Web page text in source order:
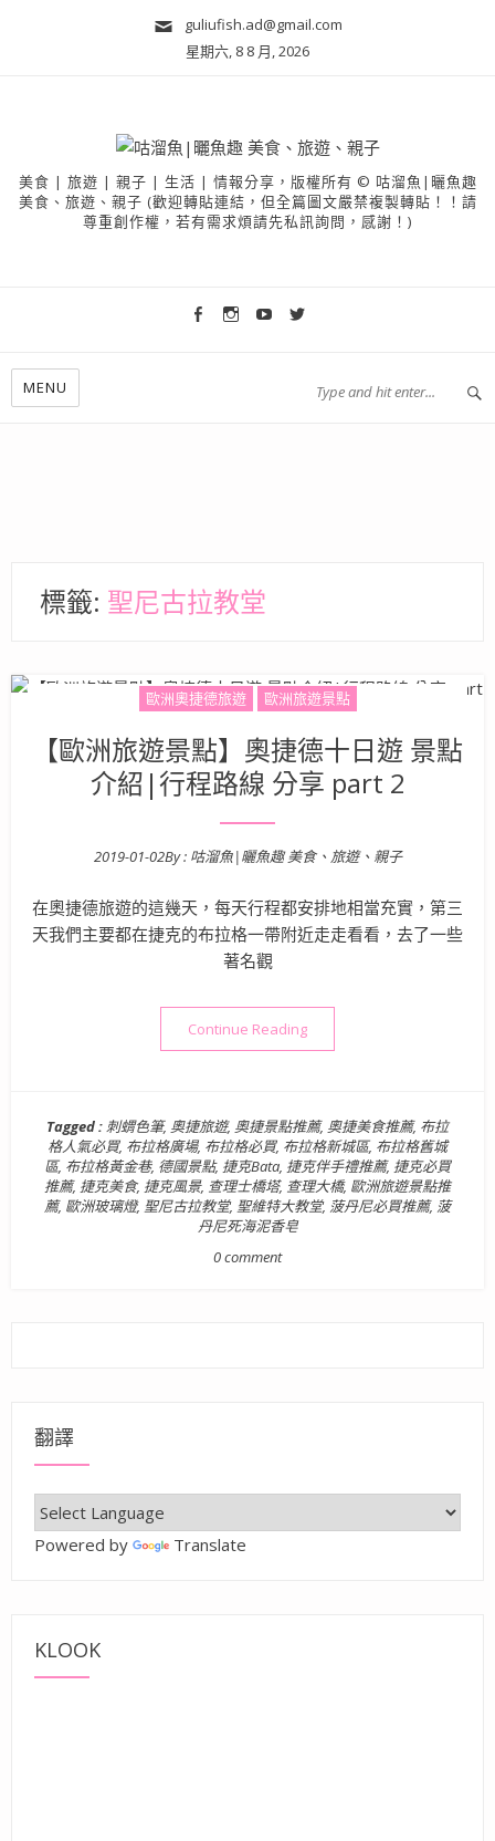
guliufish.ad@gmail.com
星期六, 8 8 月, 2026
美食 | 旅遊 | 親子 | 生活 | 情報分享，版權所有 © 咕溜魚|曬魚趣
美食、旅遊、親子 (歡迎轉貼連結，但全篇圖文嚴禁複製轉貼！！請
尊重創作權，若有需求煩請先私訊詢問，感謝！)
MENU
標籤: 聖尼古拉教堂
歐洲奧捷德旅遊 歐洲旅遊景點
【歐洲旅遊景點】奧捷德十日遊 景點
介紹|行程路線 分享 part 2
Posted on
2019-01-02By : 咕溜魚|曬魚趣 美食、旅遊、親子
在奧捷德旅遊的這幾天，每天行程都安排地相當充實，第三
天我們主要都在捷克的布拉格一帶附近走走看看，去了一些
著名觀
Continue Reading“【歐洲旅遊景點】奧捷德十
Tagged :刺蝟色筆, 奧捷旅遊, 奧捷景點推薦, 奧捷美食推薦, 布拉
格人氣必買, 布拉格廣場, 布拉格必買, 布拉格新城區, 布拉格舊城
區, 布拉格黃金巷, 德國景點, 捷克Bata, 捷克伴手禮推薦, 捷克必買
推薦, 捷克美食, 捷克風景, 查理士橋塔, 查理大橋, 歐洲旅遊景點推
薦, 歐洲玻璃燈, 聖尼古拉教堂, 聖維特大教堂, 菠丹尼必買推薦, 菠
丹尼死海泥香皂
0 comment
翻譯
Powered by Translate
KLOOK